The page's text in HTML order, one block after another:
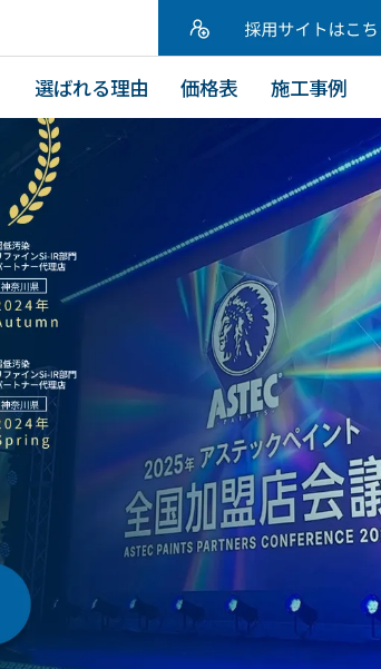
選ばれる理由 価格表 施工事例